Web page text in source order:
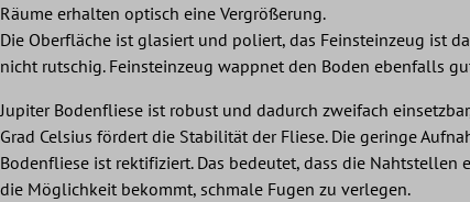
Räume erhalten optisch eine Vergrößerung.
Die Oberfläche ist glasiert und poliert, das Feinsteinzeug ist
nicht rutschig. Feinsteinzeug wappnet den Boden ebenfalls
Jupiter Bodenfliese ist robust und dadurch zweifach
Grad Celsius fördert die Stabilität der Fliese. Die geringe
Bodenfliese ist rektifiziert. Das bedeutet, dass die
die Möglichkeit bekommt, schmale Fugen zu verlegen.